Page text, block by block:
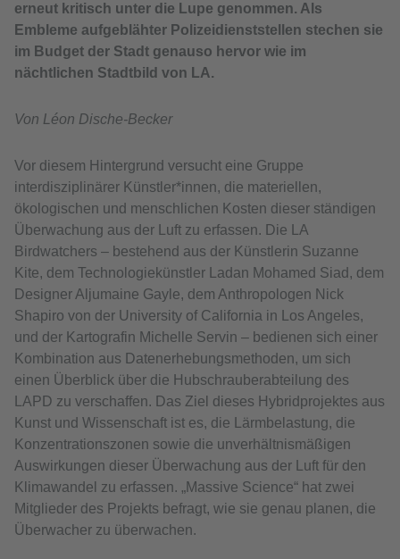
erneut kritisch unter die Lupe genommen. Als
Embleme aufgeblähter Polizeidienststellen stechen sie
im Budget der Stadt genauso hervor wie im
nächtlichen Stadtbild von LA.
Von Léon Dische-Becker
Vor diesem Hintergrund versucht eine Gruppe
interdisziplinärer Künstler*innen, die materiellen,
ökologischen und menschlichen Kosten dieser ständigen
Überwachung aus der Luft zu erfassen. Die LA
Birdwatchers – bestehend aus der Künstlerin Suzanne
Kite, dem Technologiekünstler Ladan Mohamed Siad, dem
Designer Aljumaine Gayle, dem Anthropologen Nick
Shapiro von der University of California in Los Angeles,
und der Kartografin Michelle Servin – bedienen sich einer
Kombination aus Datenerhebungsmethoden, um sich
einen Überblick über die Hubschrauberabteilung des
LAPD zu verschaffen. Das Ziel dieses Hybridprojektes aus
Kunst und Wissenschaft ist es, die Lärmbelastung, die
Konzentrationszonen sowie die unverhältnismäßigen
Auswirkungen dieser Überwachung aus der Luft für den
Klimawandel zu erfassen. „Massive Science“ hat zwei
Mitglieder des Projekts befragt, wie sie genau planen, die
Überwacher zu überwachen.